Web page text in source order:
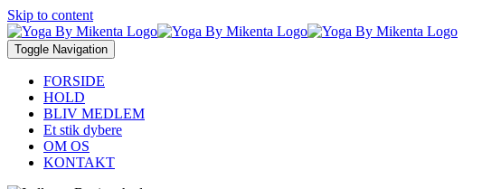
Skip to content
Toggle Navigation
FORSIDE
HOLD
BLIV MEDLEM
Et stik dybere
OM OS
KONTAKT